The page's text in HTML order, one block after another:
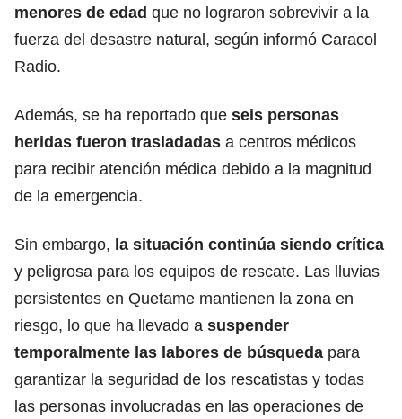
menores de edad que no lograron sobrevivir a la
fuerza del desastre natural, según informó Caracol
Radio.
Además, se ha reportado que seis personas
heridas fueron trasladadas a centros médicos
para recibir atención médica debido a la magnitud
de la emergencia.
Sin embargo, la situación continúa siendo crítica
y peligrosa para los equipos de rescate. Las lluvias
persistentes en Quetame mantienen la zona en
riesgo, lo que ha llevado a suspender
temporalmente las labores de búsqueda para
garantizar la seguridad de los rescatistas y todas
las personas involucradas en las operaciones de